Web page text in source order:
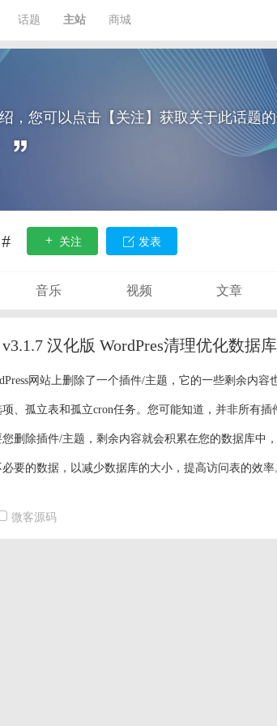
话题 主站 商城
，您可以点击【关注】获取关于此话题
关注 发表
音乐 视频 文章
v3.1.7 汉化版 WordPres清理优化数据
网站上删除了一个插件/主题，它的一些剩余内容
、孤立表和孤立cron任务。您可能知道，并非所有插
删除插件/主题，剩余内容就会积累在您的数据库中
要的数据，以减少数据库的大小，提高访问表的效率
微客源码